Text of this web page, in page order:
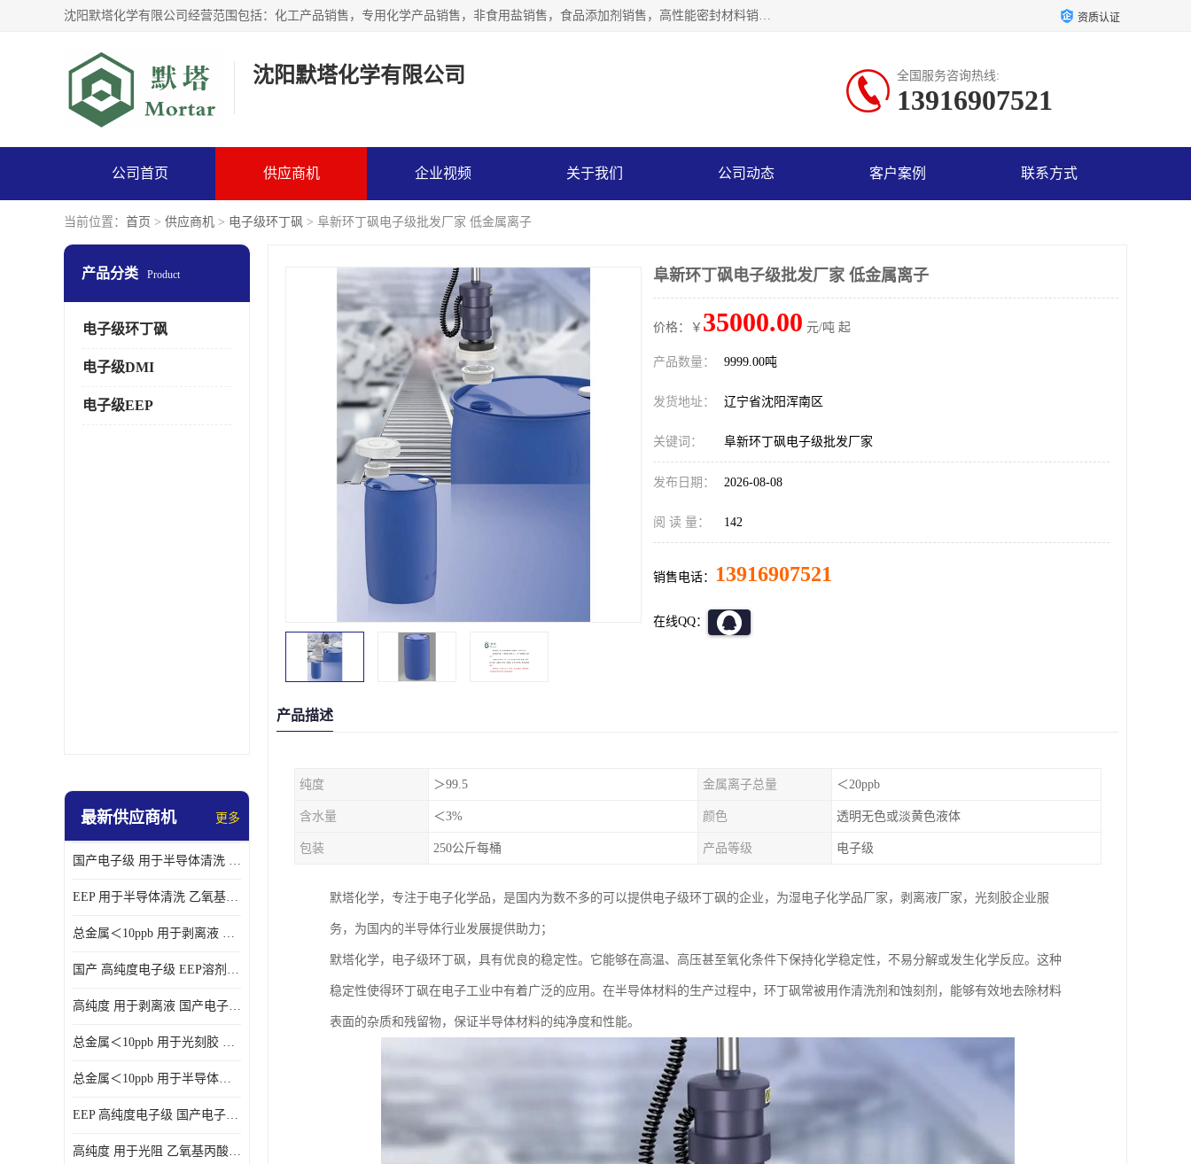
沈阳默塔化学有限公司经营范围包括：化工产品销售，专用化学产品销售，非食用盐销售，食品添加剂销售，高性能密封材料销售，涂料销售，合成材料销售，工程塑料及合成树脂销售等；主要产品有高纯电子级环丁砜，总金属离子可控制在ppb级别、纯度高、颜色浅、耐高温分解时间长，特别适合于半导体制造，硅片晶圆制造，清洗湿电子化学品，锂电池电解液，电子油墨，特种材料等高端行业；也适用于医药合成。 资质认证
沈阳默塔化学有限公司 全国服务咨询热线:
13916907521
公司首页 供应商机 企业视频 关于我们 公司动态 客户案例 联系方式
当前位置： 首页 > 供应商机 > 电子级环丁砜 > 阜新环丁砜电子级批发厂家 低金属离子
产品分类 Product
电子级环丁砜
电子级DMI
电子级EEP
最新供应商机 更多
国产电子级 用于半导体清洗 EEP溶剂电子级
EEP 用于半导体清洗 乙氧基丙酸乙酯电子级
总金属＜10ppb 用于剥离液 电子级EEP
国产 高纯度电子级 EEP溶剂电子级
高纯度 用于剥离液 国产电子级EEP
总金属＜10ppb 用于光刻胶 电子级EEP溶剂
总金属＜10ppb 用于半导体清洗 3-乙氧基丙酸乙酯电子级
EEP 高纯度电子级 国产电子级EEP
高纯度 用于光阻 乙氧基丙酸乙酯电子级
阜新环丁砜电子级批发厂家 低金属离子
价格：￥ 35000.00 元/吨 起
产品数量： 9999.00吨
发货地址： 辽宁省沈阳浑南区
关键词： 阜新环丁砜电子级批发厂家
发布日期： 2026-08-08
阅 读 量： 142
销售电话： 13916907521
在线QQ：
产品描述
纯度 ＞99.5 金属离子总量 ＜20ppb
含水量 ＜3% 颜色 透明无色或淡黄色液体
包装 250公斤每桶 产品等级 电子级
默塔化学，专注于电子化学品，是国内为数不多的可以提供电子级环丁砜的企业，为湿电子化学品厂家，剥离液厂家，光刻胶企业服
务，为国内的半导体行业发展提供助力；
默塔化学，电子级环丁砜，具有优良的稳定性。它能够在高温、高压甚至氧化条件下保持化学稳定性，不易分解或发生化学反应。这种
稳定性使得环丁砜在电子工业中有着广泛的应用。在半导体材料的生产过程中，环丁砜常被用作清洗剂和蚀刻剂，能够有效地去除材料
表面的杂质和残留物，保证半导体材料的纯净度和性能。